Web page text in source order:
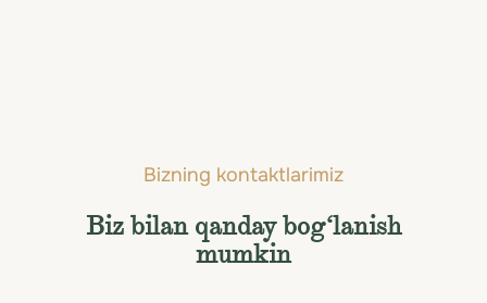
Bizning kontaktlarimiz
Biz bilan qanday bog‘lanish
mumkin